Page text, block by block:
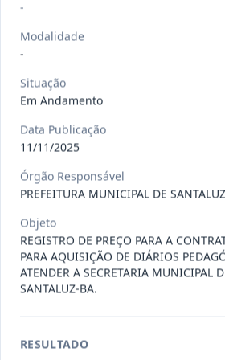
027/2026
Pregão
Situação:
025/2026
Pregão
Eletrônico
CONTRATAÇÃO DE
LOCAÇÃO...
Situação:
Em Andamento
-
Modalidade
-
Situação
Em Andamento
Data Publicação
11/11/2025
Órgão Responsável
PREFEITURA MUNICIPAL DE SANTALUZ
Objeto
REGISTRO DE PREÇO PARA A
PARA AQUISIÇÃO DE DIÁRIOS
ATENDER A SECRETARIA MUNICIPAL
SANTALUZ-BA.
RESULTADO